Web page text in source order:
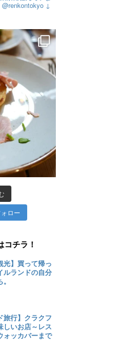
↓
ロー
コチラ！
光】買って帰っ
ルランドの自分
旅行】クラクフ
しいお店～レス
ォッカバーまで